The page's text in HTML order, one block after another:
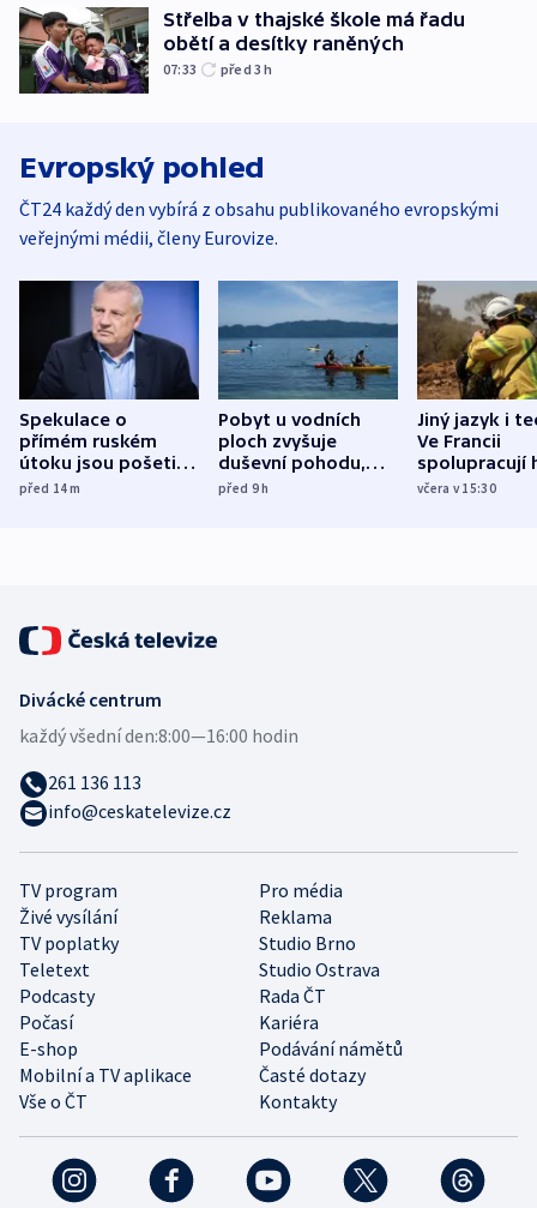
Střelba v thajské škole má řadu
obětí a desítky raněných
07:33 před 3h
Evropský pohled
ČT24 každý den vybírá z obsahu publikovaného evropskými
veřejnými médii, členy Eurovize.
Spekulace o
přímém ruském
útoku jsou pošetilé,
míní estonský
před 14m
Pobyt u vodních
ploch zvyšuje
duševní pohodu,
ukázala
před 9h
Jiný jazyk i
Ve Francii
spolupracují
různých zemí
včera v 15:30
TV program
Pro média
Živé vysílání
Reklama
TV poplatky
Studio Brno
Teletext
Studio Ostrava
Podcasty
Rada ČT
Počasí
Kariéra
E-shop
Podávání námětů
Mobilní a TV aplikace
Časté dotazy
Vše o ČT
Kontakty
Divácké centrum
každý všední den:8:00—16:00 hodin
261 136 113
info@ceskatelevize.cz